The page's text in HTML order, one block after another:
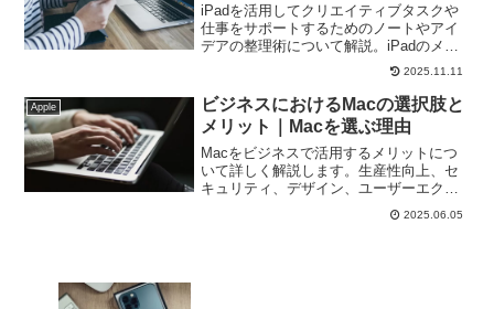
iPadを活用してクリエイティブタスクや
仕事をサポートするためのノートやアイ
デアの整理術について解説。iPadのメモ
アプリを使ってアイデアを膨らませ、仕
事の創造性と効率を高めるためのノウハ
ウがここに！
2025.11.11
Apple
ビジネスにおけるMacの選択肢と
メリット｜Macを選ぶ理由
Macをビジネスで活用するメリットにつ
いて詳しく解説します。生産性向上、セ
キュリティ、デザイン、ユーザーエクス
ペリエンスなど、なぜMacが多くのビジ
ネスパーソンにとってメリットが多いの
2025.06.05